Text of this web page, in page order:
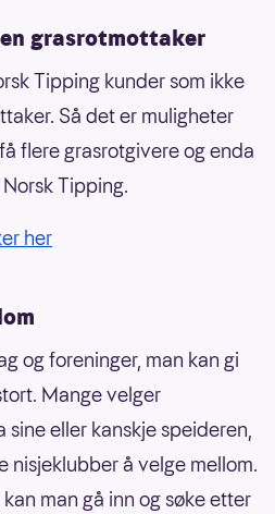
grasrotmottaker
Tipping kunder som ikke
Så det er muligheter
flere grasrotgivere og enda
Tipping.
her
og foreninger, man kan gi
Mange velger
eller kanskje speideren,
nisjeklubber å velge mellom.
man gå inn og søke etter